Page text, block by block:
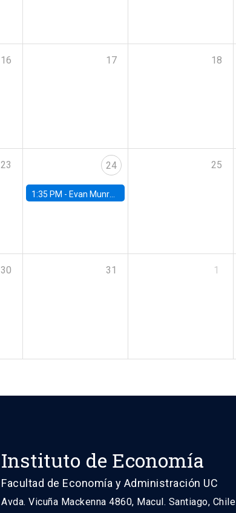
16 17 18
23 24
1:35 PM - Evan Munro, Neyman Visiting Assistant Professor in the Department of Statistics at UC Berkeley
25
30 31 1
Instituto de Economía
Facultad de Economía y Administración UC
Avda. Vicuña Mackenna 4860, Macul. Santiago, Chile